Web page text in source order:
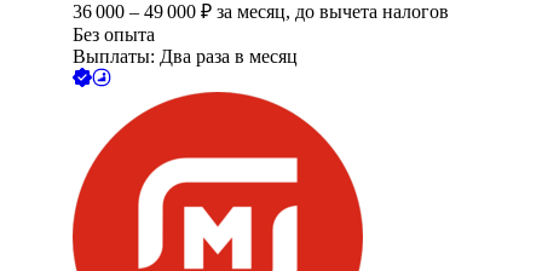
36 000 – 49 000 ₽ за месяц, до вычета налогов
Без опыта
Выплаты: Два раза в месяц